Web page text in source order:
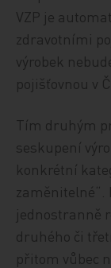
VZP je
zdravotními
výrobek
pojišťovnou v
Tím druhým
seskupení
konkrétní
zaměnitelné“.
jednostranně
druhého či
přitom vůbec